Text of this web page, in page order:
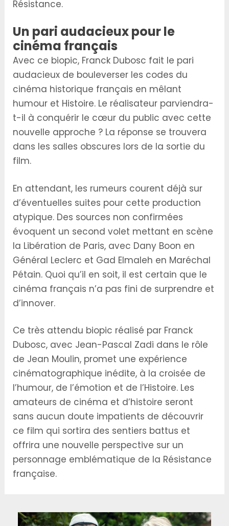
Résistance.
Un pari audacieux pour le
cinéma français
Avec ce biopic, Franck Dubosc fait le pari
audacieux de bouleverser les codes du
cinéma historique français en mêlant
humour et Histoire. Le réalisateur parviendra-
t-il à conquérir le cœur du public avec cette
nouvelle approche ? La réponse se trouvera
dans les salles obscures lors de la sortie du
film.
En attendant, les rumeurs courent déjà sur
d’éventuelles suites pour cette production
atypique. Des sources non confirmées
évoquent un second volet mettant en scène
la Libération de Paris, avec Dany Boon en
Général Leclerc et Gad Elmaleh en Maréchal
Pétain. Quoi qu’il en soit, il est certain que le
cinéma français n’a pas fini de surprendre et
d’innover.
Ce très attendu biopic réalisé par Franck
Dubosc, avec Jean-Pascal Zadi dans le rôle
de Jean Moulin, promet une expérience
cinématographique inédite, à la croisée de
l’humour, de l’émotion et de l’Histoire. Les
amateurs de cinéma et d’histoire seront
sans aucun doute impatients de découvrir
ce film qui sortira des sentiers battus et
offrira une nouvelle perspective sur un
personnage emblématique de la Résistance
française.